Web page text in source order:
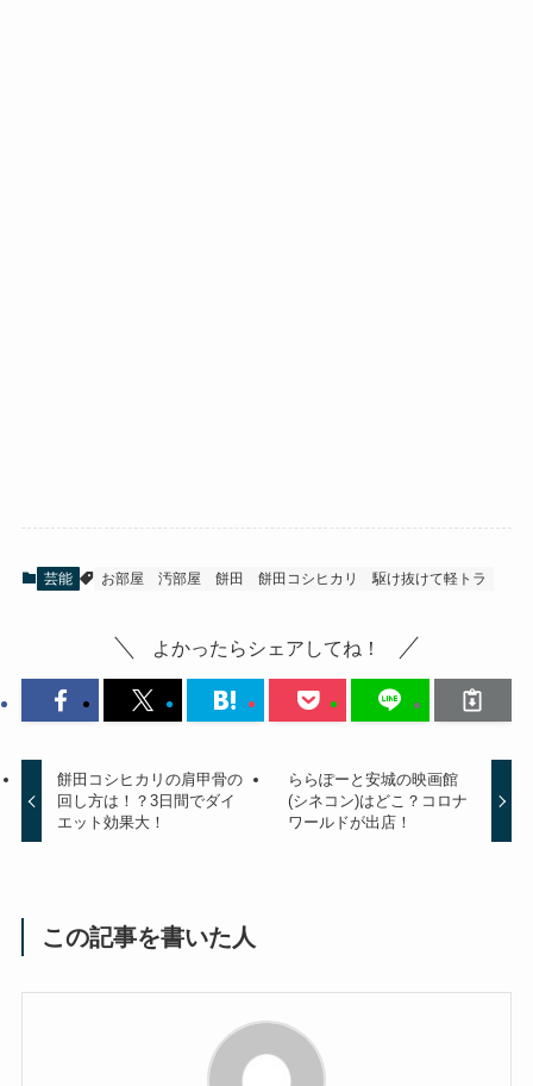
芸能 お部屋 汚部屋 餅田 餅田コシヒカリ 駆け抜けて軽トラ
よかったらシェアしてね！
餅田コシヒカリの肩甲骨の
回し方は！？3日間でダイ
エット効果大！
ららぽーと安城の映画館
(シネコン)はどこ？コロナ
ワールドが出店！
この記事を書いた人